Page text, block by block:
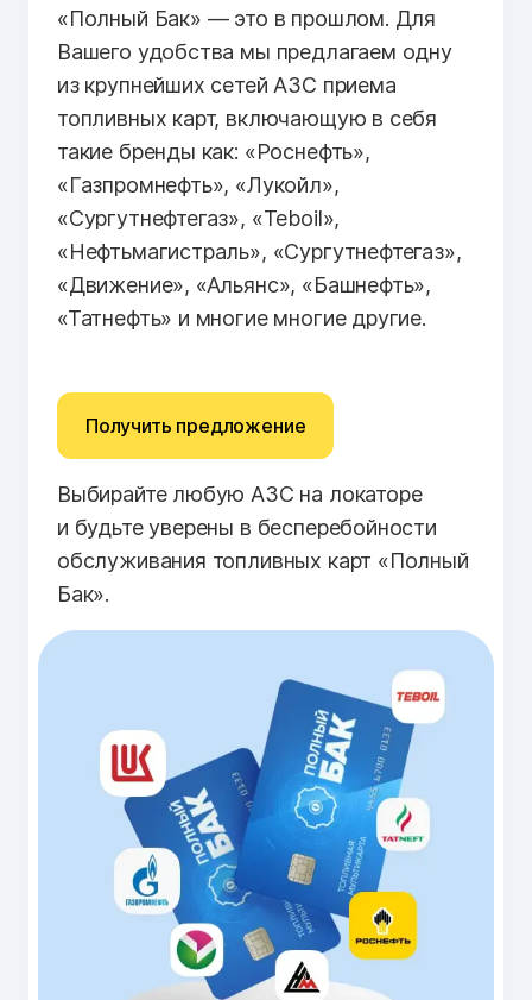
«Полный Бак» — это в прошлом. Для
Вашего удобства мы предлагаем одну
из крупнейших сетей АЗС приема
топливных карт, включающую в себя
такие бренды как: «Роснефть»,
«Газпромнефть», «Лукойл»,
«Сургутнефтегаз», «Teboil»,
«Нефтьмагистраль», «Сургутнефтегаз»,
«Движение», «Альянс», «Башнефть»,
«Татнефть» и многие многие другие.
Получить предложение
Выбирайте любую АЗС на локаторе
и будьте уверены в бесперебойности
обслуживания топливных карт «Полный
Бак».